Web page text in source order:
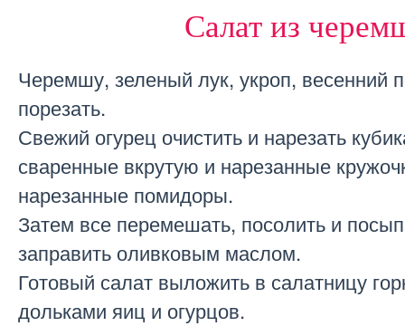
Салат из
Черемшу, зеленый лук, укроп, весенний
порезать.
Свежий огурец очистить и нарезать
сваренные вкрутую и нарезанные
нарезанные помидоры.
Затем все перемешать, посолить и
заправить оливковым маслом.
Готовый салат выложить в салатницу
дольками яиц и огурцов.